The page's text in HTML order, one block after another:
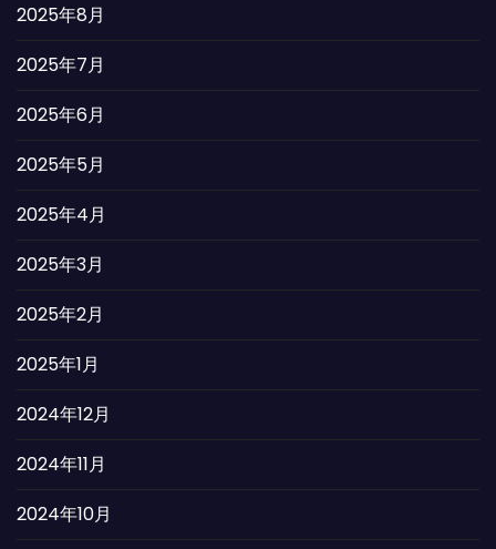
2025年8月
2025年7月
2025年6月
2025年5月
2025年4月
2025年3月
2025年2月
2025年1月
2024年12月
2024年11月
2024年10月